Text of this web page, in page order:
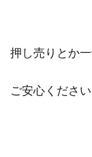
押し売りとか
ご安心ください